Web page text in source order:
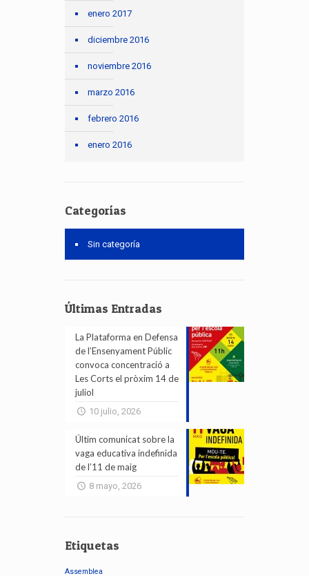
enero 2017
diciembre 2016
noviembre 2016
marzo 2016
febrero 2016
enero 2016
Categorías
Sin categoría
Últimas Entradas
La Plataforma en Defensa
de l’Ensenyament Públic
convoca concentració a
Les Corts el pròxim 14 de
juliol
10 julio, 2026
Últim comunicat sobre la
vaga educativa indefinida
de l’11 de maig
8 mayo, 2026
Etiquetas
Assemblea